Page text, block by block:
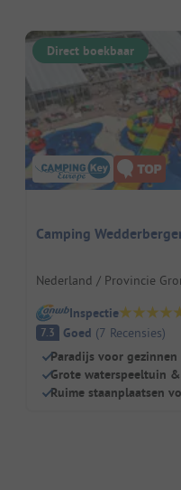
Direct boekbaar
Camping
Nederland / Provincie
Inspectie
7.3 Goed (7 Recensies)
Paradijs voor gezinnen
Grote waterspeeltuin
Ruime staanplaatsen